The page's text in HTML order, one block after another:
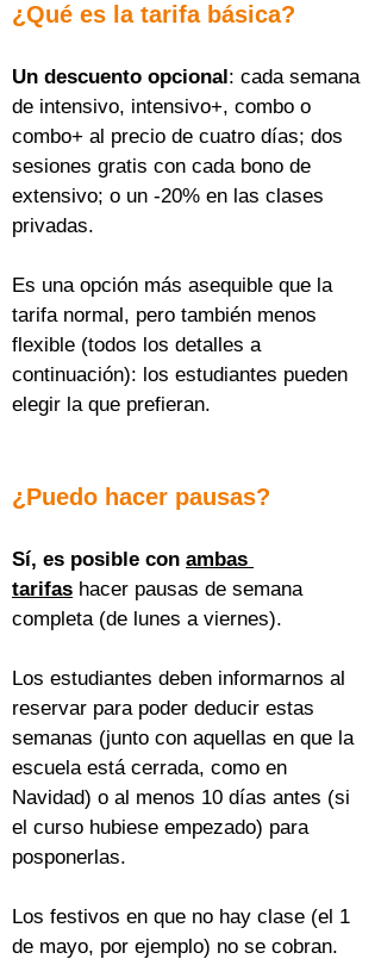
¿Qué es la tarifa básica?
Un descuento opcional: cada semana
de intensivo, intensivo+, combo o
combo+ al precio de cuatro días; dos
sesiones gratis con cada bono de
extensivo; o un -20% en las clases
privadas.
Es una opción más asequible que la
tarifa normal, pero también menos
flexible (todos los detalles a
continuación): los estudiantes pueden
elegir la que prefieran.
¿Puedo hacer pausas?
Sí, es posible con ambas
tarifas hacer pausas de semana
completa (de lunes a viernes).
Los estudiantes deben informarnos al
reservar para poder deducir estas
semanas (junto con aquellas en que la
escuela está cerrada, como en
Navidad) o al menos 10 días antes (si
el curso hubiese empezado) para
posponerlas.
Los festivos en que no hay clase (el 1
de mayo, por ejemplo) no se cobran.